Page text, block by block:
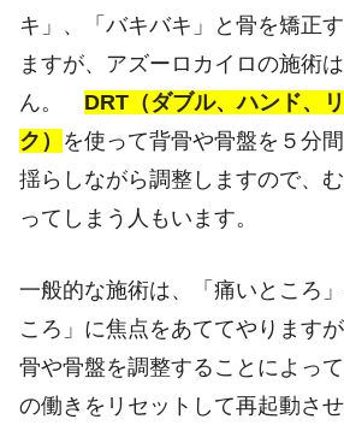
キ」、「バキバキ」と骨を矯正
ますが、アズーロカイロの施術
ん。
DRT（ダブル、ハンド、
ク） を使って背骨や骨盤を５分
揺らしながら調整しますので、
ってしまう人もいます。
一般的な施術は、「痛いところ
ころ」に焦点をあててやります
骨や骨盤を調整することによっ
の働きをリセットして再起動さ